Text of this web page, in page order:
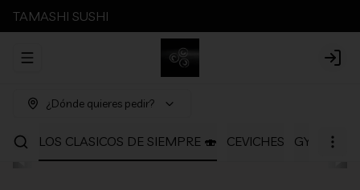
TAMASHI SUSHI
Abrir menu de navegación Login
¿Dónde quieres pedir?
LOS CLASICOS DE SIEMPRE 🍣 CEVICHES GYOSAS Y